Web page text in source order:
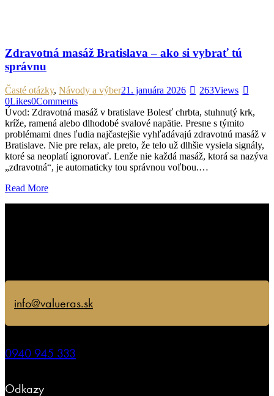
Zdravotná masáž Bratislava – ako si vybrať tú
správnu
Časté otázky, Návody a výber21. januára 2026 263Views
0Likes0Comments
Úvod: Zdravotná masáž v bratislave Bolesť chrbta, stuhnutý krk,
kríže, ramená alebo dlhodobé svalové napätie. Presne s týmito
problémami dnes ľudia najčastejšie vyhľadávajú zdravotnú masáž v
Bratislave. Nie pre relax, ale preto, že telo už dlhšie vysiela signály,
ktoré sa neoplatí ignorovať. Lenže nie každá masáž, ktorá sa nazýva
„zdravotná“, je automaticky tou správnou voľbou.…
Read More
info@valueras.sk
0940 945 333
Odkazy